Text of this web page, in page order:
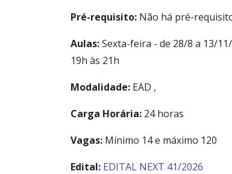
Pré-requisito: Não há pré-
Aulas:Sexta-feira - de 28/8 a 13/
19h às 21h
Modalidade: EAD ,
Carga Horária: 24 horas
Vagas: Mínimo 14 e máximo 120
Edital: EDITAL NEXT 41/2026